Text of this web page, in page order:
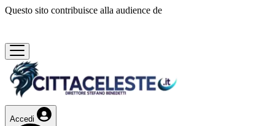
Questo sito contribuisce alla audience de
Accedi